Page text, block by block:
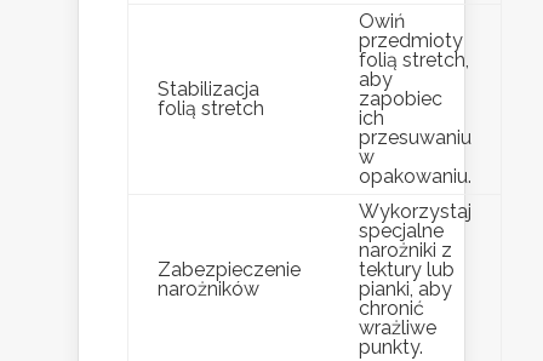
Stabilizacja
folią stretch
Owiń
przedmioty
folią stretch,
aby
zapobiec
ich
przesuwaniu
w
opakowaniu.
Zabezpieczenie
narożników
Wykorzystaj
specjalne
narożniki z
tektury lub
pianki, aby
chronić
wrażliwe
punkty.